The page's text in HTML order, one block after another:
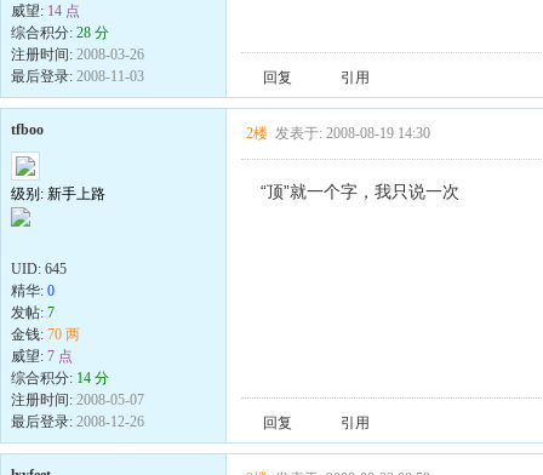
威望: 14 点
综合积分: 28 分
注册时间: 2008-03-26
最后登录: 2008-11-03 回复 引用
tfboo
级别: 新手上路
UID: 645
精华: 0
发帖: 7
金钱: 70 两
威望: 7 点
综合积分: 14 分
注册时间: 2008-05-07
最后登录: 2008-12-26
2楼 发表于: 2008-08-19 14:30
“顶”就一个字，我只说一次
回复 引用